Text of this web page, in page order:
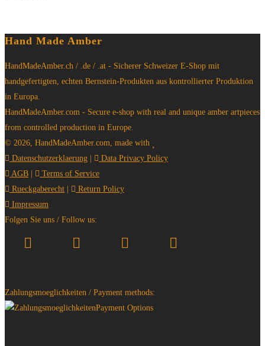
Hand Made Amber
HandMadeAmber.ch / .de / .at - Sicherer Schweizer E-Shop mit
handgefertigten, echten Bernstein-Produkten aus kontrollierter Produktion
in Europa.
HandMadeAmber.com - Secure e-shop with real and unique amber artpieces
from controlled production in Europe.
© 2026, HandMadeAmber.com, made with
Datenschutzerklaerung
Data Privacy Policy
AGB
Terms of Service
Rueckgaberecht
Return Policy
Impressum
Folgen Sie uns / Follow us:
Zahlungsmoeglichkeiten / Payment methods: